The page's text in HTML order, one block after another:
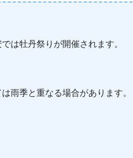
は牡丹祭りが開催されます。
雨季と重なる場合があります。